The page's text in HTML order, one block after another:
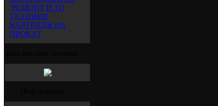
РЕМОНТ И ТО
ТЕХНИКИ
КАРТРИДЖ НА
ПРОКАТ